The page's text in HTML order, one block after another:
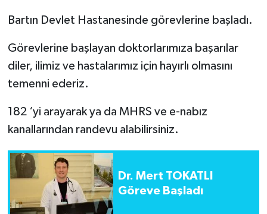
Bartın Devlet Hastanesinde görevlerine başladı.
Görevlerine başlayan doktorlarımıza başarılar
diler, ilimiz ve hastalarımız için hayırlı olmasını
temenni ederiz.
182 ‘yi arayarak ya da MHRS ve e-nabız
kanallarından randevu alabilirsiniz.
Dr. Mert TOKATLI
Göreve Başladı